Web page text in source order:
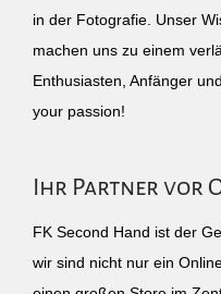
in der Fotografie. Unser
machen uns zu einem
Enthusiasten, Anfänger
your passion!
Ihr Partner vor
FK Second Hand ist der
wir sind nicht nur ein